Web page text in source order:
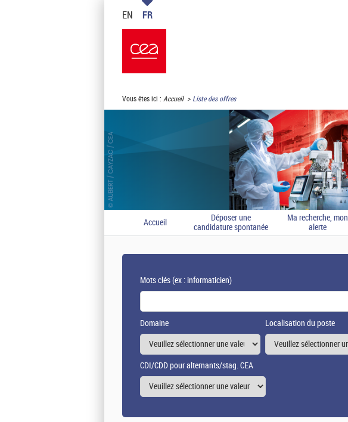
EN FR
Vous êtes ici : Accueil Liste des offres
Accueil
Déposer une
candidature spontanée
Ma recherche, mon
alerte
Mots clés(ex : informaticien)
Domaine Localisation du poste
CDI/CDD pour alternants/stag. CEA